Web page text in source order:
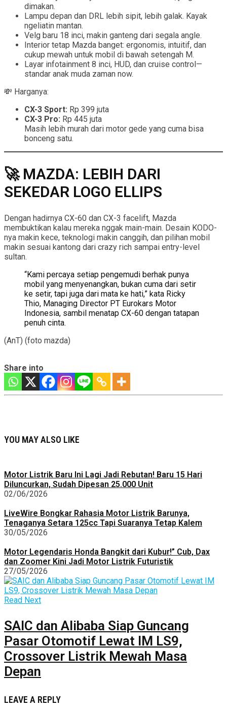
dimakan.
Lampu depan dan DRL lebih sipit, lebih galak. Kayak
ngeliatin mantan.
Velg baru 18 inci, makin ganteng dari segala angle.
Interior tetap Mazda banget: ergonomis, intuitif, dan
cukup mewah untuk mobil di bawah setengah M.
Layar infotainment 8 inci, HUD, dan cruise control—
standar anak muda zaman now.
💸 Harganya:
CX-3 Sport: Rp 399 juta
CX-3 Pro: Rp 445 juta
Masih lebih murah dari motor gede yang cuma bisa
bonceng satu.
🚀 MAZDA: LEBIH DARI
SEKEDAR LOGO ELLIPS
Dengan hadirnya CX-60 dan CX-3 facelift, Mazda
membuktikan kalau mereka nggak main-main. Desain KODO-
nya makin kece, teknologi makin canggih, dan pilihan mobil
makin sesuai kantong dari crazy rich sampai entry-level
sultan.
“Kami percaya setiap pengemudi berhak punya
mobil yang menyenangkan, bukan cuma dari setir
ke setir, tapi juga dari mata ke hati,” kata Ricky
Thio, Managing Director PT Eurokars Motor
Indonesia, sambil menatap CX-60 dengan tatapan
penuh cinta.
(AnT) (foto mazda)
Share into
YOU MAY ALSO LIKE
Motor Listrik Baru Ini Lagi Jadi Rebutan! Baru 15 Hari
Diluncurkan, Sudah Dipesan 25.000 Unit
02/06/2026
LiveWire Bongkar Rahasia Motor Listrik Barunya,
Tenaganya Setara 125cc Tapi Suaranya Tetap Kalem
30/05/2026
Motor Legendaris Honda Bangkit dari Kubur!” Cub, Dax
dan Zoomer Kini Jadi Motor Listrik Futuristik
27/05/2026
Read Next
SAIC dan Alibaba Siap Guncang
Pasar Otomotif Lewat IM LS9,
Crossover Listrik Mewah Masa
Depan
LEAVE A REPLY